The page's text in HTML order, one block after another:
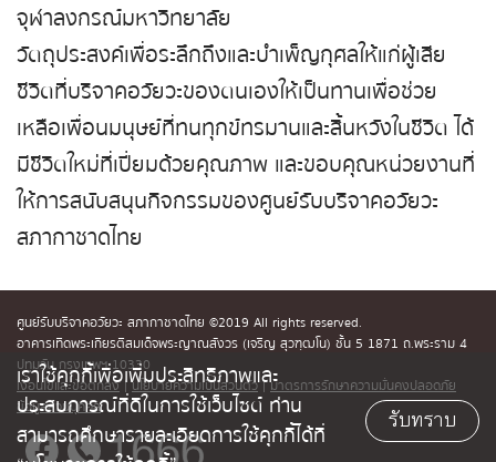
จุฬาลงกรณ์มหาวิทยาลัย
วัตถุประสงค์เพื่อระลึกถึงและบำเพ็ญกุศลให้แก่ผู้เสีย
ชีวิตที่บริจาคอวัยวะของตนเองให้เป็นทานเพื่อช่วย
เหลือเพื่อนมนุษย์ที่ทนทุกข์ทรมานและสิ้นหวังในชีวิต ได้
มีชีวิตใหม่ที่เปี่ยมด้วยคุณภาพ และขอบคุณหน่วยงานที่
ให้การสนับสนุนกิจกรรมของศูนย์รับบริจาคอวัยวะ
สภากาชาดไทย
ศูนย์รับบริจาคอวัยวะ สภากาชาดไทย ©2019 All rights reserved.
อาคารเทิดพระเกียรติสมเด็จพระญาณสังวร (เจริญ สุวฑฺฒโน) ชั้น 5 1871 ถ.พระราม 4
ปทุมวัน กรุงเทพฯ 10330
เงื่อนไขและข้อตกลง|นโยบายความเป็นส่วนตัว|มาตรการรักษาความมั่นคงปลอดภัย
ข้อมูลส่วนบุคคล
เราใช้คุกกี้เพื่อเพิ่มประสิทธิภาพและ
ประสบการณ์ที่ดีในการใช้เว็บไซต์ ท่าน
สามารถศึกษารายละเอียดการใช้คุกกี้ได้ที่
รับทราบ